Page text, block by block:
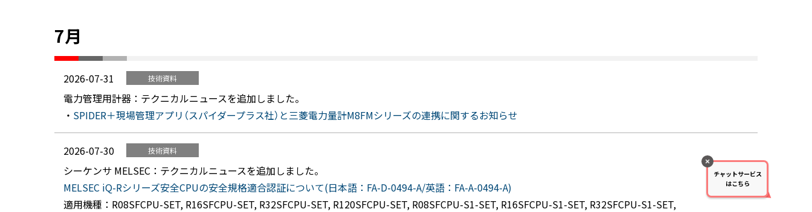
7月
2026-07-31 技術資料
電力管理用計器：テクニカルニュースを追加しました。
・ SPIDER＋現場管理アプリ（スパイダープラス社）と三菱電力量計M8FMシリーズの連携に関するお知らせ
2026-07-30 技術資料
シーケンサ MELSEC：テクニカルニュースを追加しました。
MELSEC iQ-Rシリーズ安全CPUの安全規格適合認証について(日本語：FA-D-0494-A/英語：FA-A-0494-A)
適用機種：R08SFCPU-SET, R16SFCPU-SET, R32SFCPU-SET, R120SFCPU-SET, R08SFCPU-S1-SET, R16SFCPU-S1-SET, R32SFCPU-S1-SET,
チャットサービス
はこちら